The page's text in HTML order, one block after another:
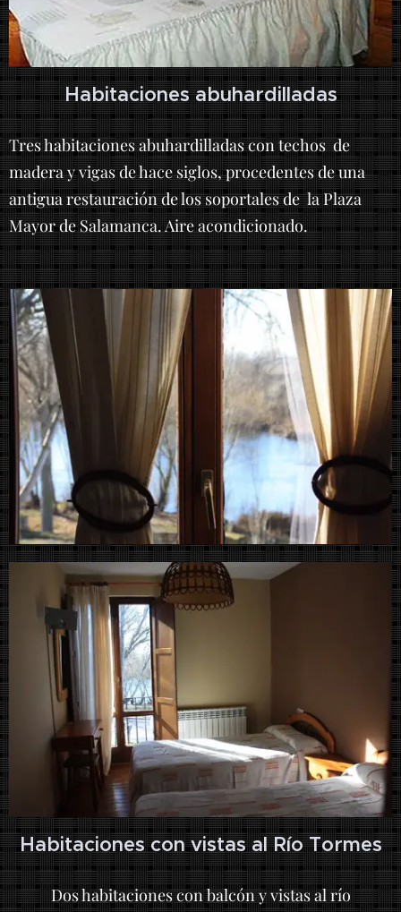
Habitaciones abuhardilladas
Tres habitaciones abuhardilladas con techos de
madera y vigas de hace siglos, procedentes de una
antigua restauración de los soportales de la Plaza
Mayor de Salamanca. Aire acondicionado.
Habitaciones con vistas al Río Tormes
Dos habitaciones con balcón y vistas al río